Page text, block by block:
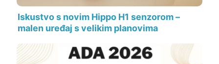
Iskustvo s novim Hippo H1 senzorom –
malen uređaj s velikim planovima